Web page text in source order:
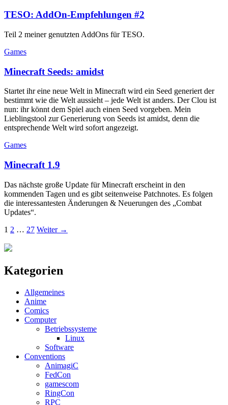
TESO: AddOn-Empfehlungen #2
Teil 2 meiner genutzten AddOns für TESO.
Games
Minecraft Seeds: amidst
Startet ihr eine neue Welt in Minecraft wird ein Seed generiert der
bestimmt wie die Welt aussieht – jede Welt ist anders. Der Clou ist
nun: ihr könnt dem Spiel auch einen Seed vorgeben. Mein
Lieblingstool zur Generierung von Seeds ist amidst, denn die
entsprechende Welt wird sofort angezeigt.
Games
Minecraft 1.9
Das nächste große Update für Minecraft erscheint in den
kommenden Tagen und es gibt seitenweise Patchnotes. Es folgen
die interessantesten Änderungen & Neuerungen des „Combat
Updates“.
Beitragsnavigation
1 2 … 27 Weiter →
Kategorien
Allgemeines
Anime
Comics
Computer
Betriebssysteme
Linux
Software
Conventions
AnimagiC
FedCon
gamescom
RingCon
RPC